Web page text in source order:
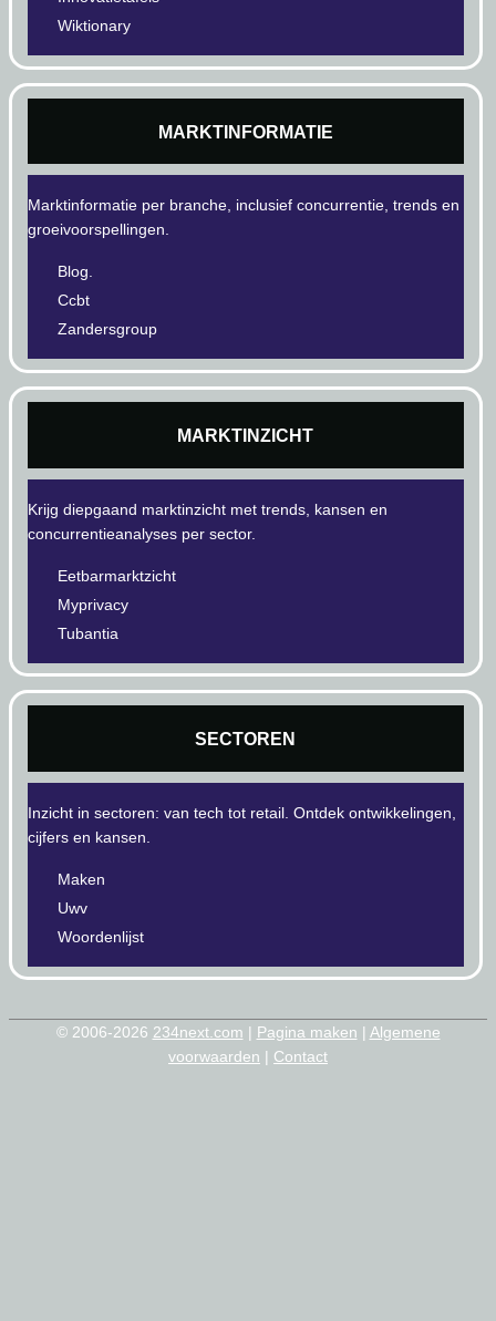
Wiktionary
MARKTINFORMATIE
Marktinformatie per branche, inclusief concurrentie, trends en
groeivoorspellingen.
Blog.
Ccbt
Zandersgroup
MARKTINZICHT
Krijg diepgaand marktinzicht met trends, kansen en
concurrentieanalyses per sector.
Eetbarmarktzicht
Myprivacy
Tubantia
SECTOREN
Inzicht in sectoren: van tech tot retail. Ontdek ontwikkelingen,
cijfers en kansen.
Maken
Uwv
Woordenlijst
© 2006-2026 234next.com | Pagina maken | Algemene
voorwaarden | Contact